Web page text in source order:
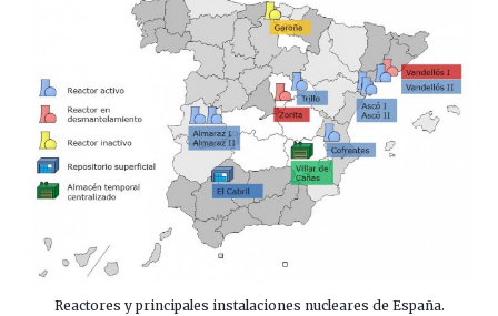
Reactores y principales instalaciones nucleares de España.